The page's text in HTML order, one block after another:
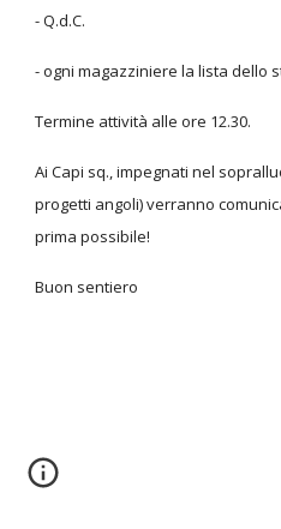
- Q.d.C.
- ogni magazziniere la lista dello
Termine attività alle ore 12.30.
Ai Capi sq., impegnati nel
progetti angoli) verranno
prima possibile!
Buon sentiero